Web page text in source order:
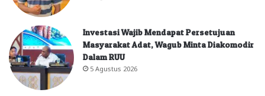
Investasi Wajib Mendapat Persetujuan
Masyarakat Adat, Wagub Minta Diakomodir
Dalam RUU
5 Agustus 2026